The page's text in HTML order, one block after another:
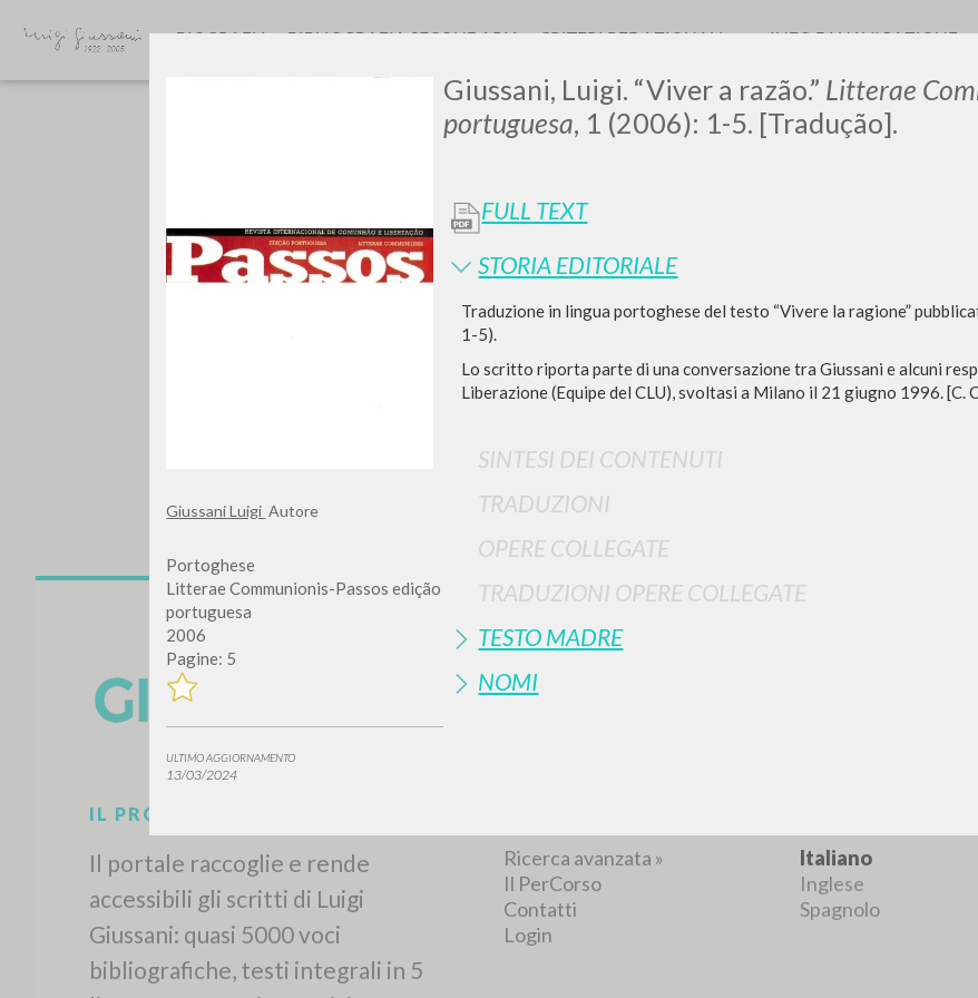
Giussani Luigi Autore
Portoghese
Litterae Communionis-Passos edição
portuguesa
2006
Pagine: 5
ULTIMO AGGIORNAMENTO
13/03/2024
Giussani, Luigi. “Viver a razão.” Litterae
portuguesa, 1 (2006): 1-5. [Tradução].
FULL TEXT
STORIA EDITORIALE
Traduzione in lingua portoghese del testo “Vivere la ragione”
1-5).
Lo scritto riporta parte di una conversazione tra Giussani e alcuni
Liberazione (Equipe del CLU), svoltasi a Milano il 21 giugno 1996. [C.
SINTESI DEI CONTENUTI
TRADUZIONI
OPERE COLLEGATE
TRADUZIONI OPERE COLLEGATE
TESTO MADRE
NOMI
BIOGRAFIA BIBLIOGRAFIA SECONDARIA CRITERI REDAZIONALI INFO DI NAVIGAZIONE
Visualizza dettagli per tipologia
LINGUA AUTORE ANNO
IL PROGETTO
Il portale raccoglie e rende
accessibili gli scritti di Luigi
Giussani: quasi 5000 voci
bibliografiche, testi integrali in 5
Ricerca avanzata »
Il PerCorso
Contatti
Login
Italiano
Inglese
Spagnolo